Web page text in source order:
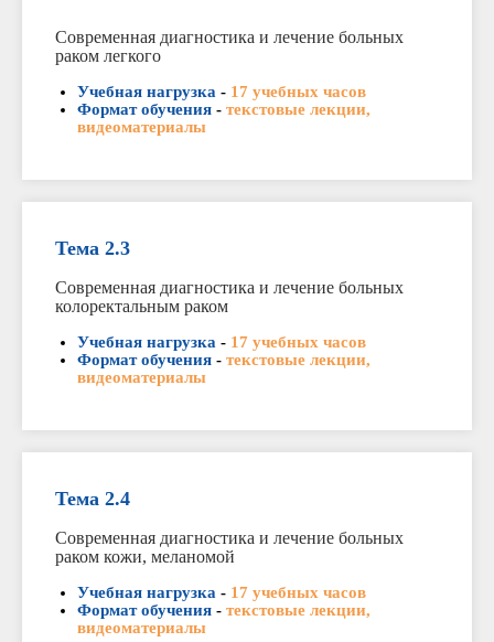
Современная диагностика и лечение больных
раком легкого
Учебная нагрузка - 17 учебных часов
Формат обучения - текстовые лекции,
видеоматериалы
Тема 2.3
Современная диагностика и лечение больных
колоректальным раком
Учебная нагрузка - 17 учебных часов
Формат обучения - текстовые лекции,
видеоматериалы
Тема 2.4
Современная диагностика и лечение больных
раком кожи, меланомой
Учебная нагрузка - 17 учебных часов
Формат обучения - текстовые лекции,
видеоматериалы